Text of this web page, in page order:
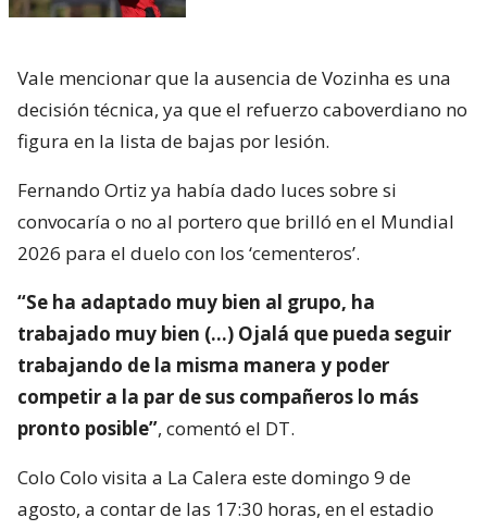
Vale mencionar que la ausencia de Vozinha es una
decisión técnica, ya que el refuerzo caboverdiano no
figura en la lista de bajas por lesión.
Fernando Ortiz ya había dado luces sobre si
convocaría o no al portero que brilló en el Mundial
2026 para el duelo con los ‘cementeros’.
“Se ha adaptado muy bien al grupo, ha
trabajado muy bien (…) Ojalá que pueda seguir
trabajando de la misma manera y poder
competir a la par de sus compañeros lo más
pronto posible”, comentó el DT.
Colo Colo visita a La Calera este domingo 9 de
agosto, a contar de las 17:30 horas, en el estadio